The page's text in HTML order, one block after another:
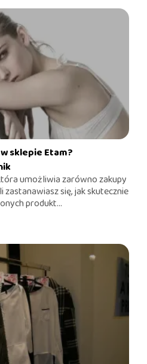
sklepie Etam?
umożliwia zarówno zakupy
zastanawiasz się, jak skutecznie
produkt...